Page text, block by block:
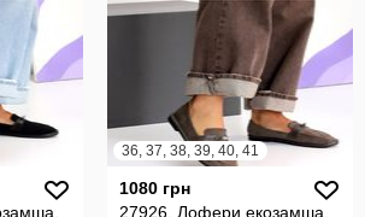
36, 37, 38, 39, 40, 41
1080 грн
27926. Лофери екозамша,